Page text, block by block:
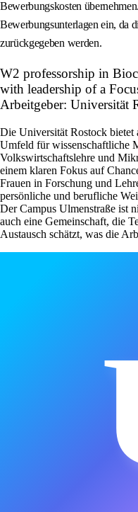
Bewerbungskosten
Bewerbungsunterlagen ein, da
zurückgegeben werden.
W2 professorship in
with leadership of a
Arbeitgeber: Universität
Die Universität Rostock bietet
Umfeld für wissenschaftliche
Volkswirtschaftslehre und
einem klaren Fokus auf
Frauen in Forschung und
persönliche und berufliche
Der Campus Ulmenstraße ist
auch eine Gemeinschaft, die
Austausch schätzt, was die